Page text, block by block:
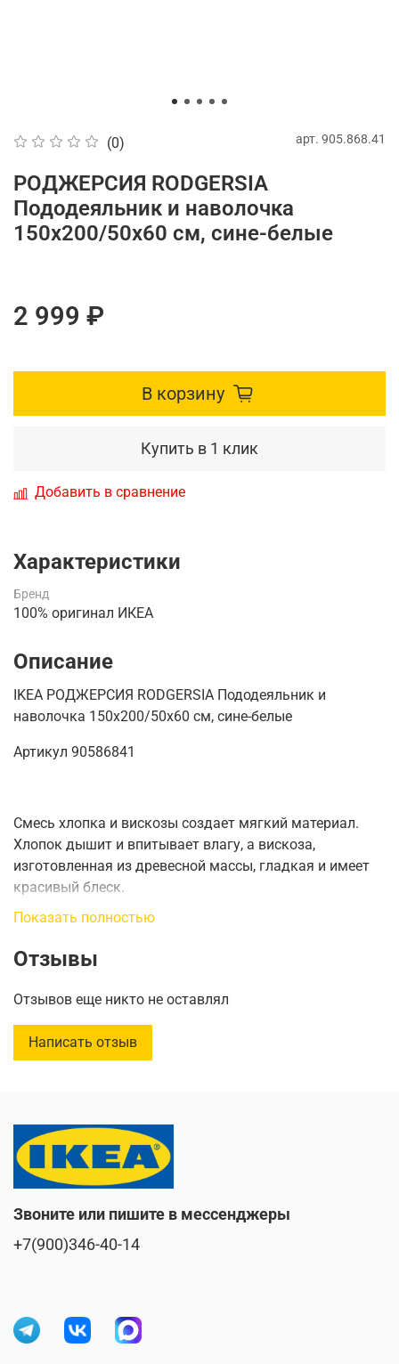
(0) арт. 905.868.41
РОДЖЕРСИЯ RODGERSIA
Пододеяльник и наволочка
150x200/50x60 см, сине-белые
2 999 ₽
В корзину
Купить в 1 клик
Добавить в сравнение
Характеристики
Бренд
100% оригинал ИКЕА
Описание
IKEA РОДЖЕРСИЯ RODGERSIA Пододеяльник и
наволочка 150x200/50x60 см, сине-белые
Артикул 90586841
Смесь хлопка и вискозы создает мягкий материал.
Хлопок дышит и впитывает влагу, а вискоза,
изготовленная из древесной массы, гладкая и имеет
красивый блеск.
Декоративные пуговицы, обтянутые тканью,
Количество наволочек:
Ширина наволочки:60 см
Плотность нити::152 /inch²
Длина подохвата:200 см
Показать полностью
Отзывы
Отзывов еще никто не оставлял
Написать отзыв
Звоните или пишите в мессенджеры
+7(900)346-40-14